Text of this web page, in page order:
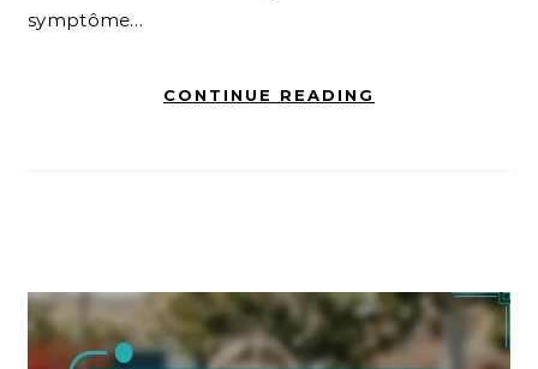
symptôme…
CONTINUE READING